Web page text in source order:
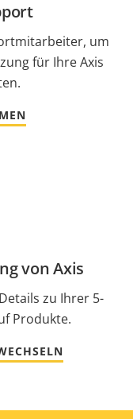
um
für Ihre Axis
von Axis
zu Ihrer 5-
Produkte.